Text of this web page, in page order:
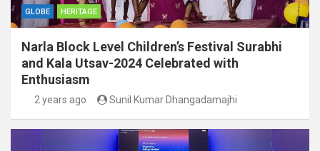
GLOBE HERITAGE
Narla Block Level Children’s Festival Surabhi
and Kala Utsav-2024 Celebrated with
Enthusiasm
2 years ago Sunil Kumar Dhangadamajhi